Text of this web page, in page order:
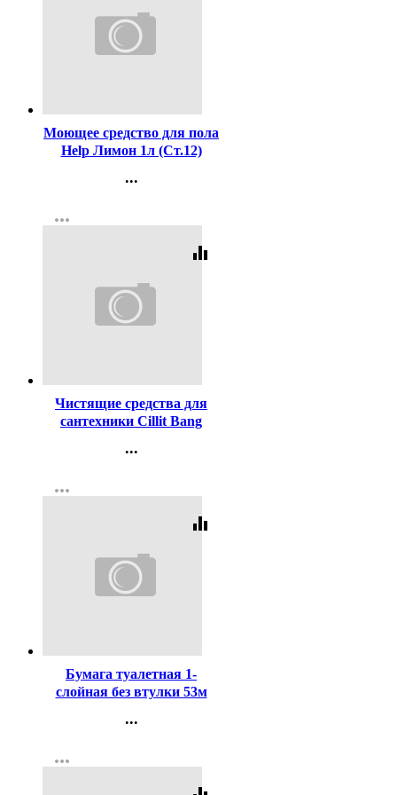
Моющее средство для пола
Help Лимон 1л (Ст.12)
...
Регистрация
more_horiz
equalizer
Чистящие средства для
сантехники Cillit Bang
курком (оранжевый)
...
Регистрация
more_horiz
equalizer
Бумага туалетная 1-
слойная без втулки 53м
...
Регистрация
more_horiz